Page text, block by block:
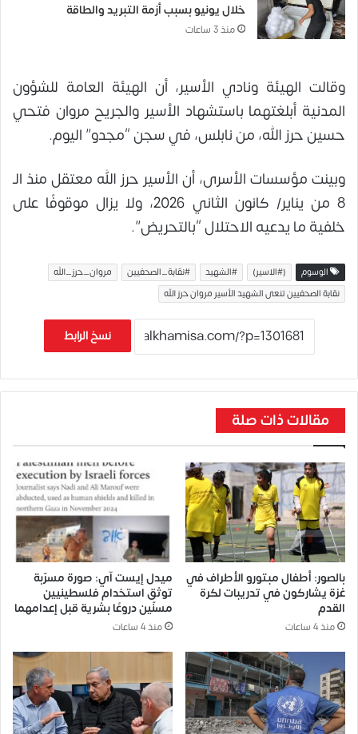
خلال يونيو بسبب أزمة التبريد والطاقة
منذ 3 ساعات
وقالت الهيئة ونادي الأسير، أن الهيئة العامة للشؤون
المدنية أبلغتهما باستشهاد الأسير والجريح مروان فتحي
حسين حرز الله، من نابلس، في سجن “مجدو” اليوم.
وبينت مؤسسات الأسرى، أن الأسير حرز الله معتقل منذ الـ
8 من يناير/ كانون الثاني 2026، ولا يزال موقوفًا على
خلفية ما يدعيه الاحتلال “بالتحريض”.
الوسوم (#الاسير) #الشهيد #نقابة_الصحفيين
مروان_حرز_الله
نقابة الصحفيين تنعى الشهيد الأسير مروان حرز الله
نسخ الرابط
مقالات ذات صلة
بالصور: أطفال مبتورو الأطراف في
غزة يشاركون في تدريبات لكرة
القدم
منذ 4 ساعات
ميدل إيست آي: صورة مسرّبة
توثق استخدام فلسطينيين
مسنّين دروعًا بشرية قبل إعدامهما
منذ 4 ساعات